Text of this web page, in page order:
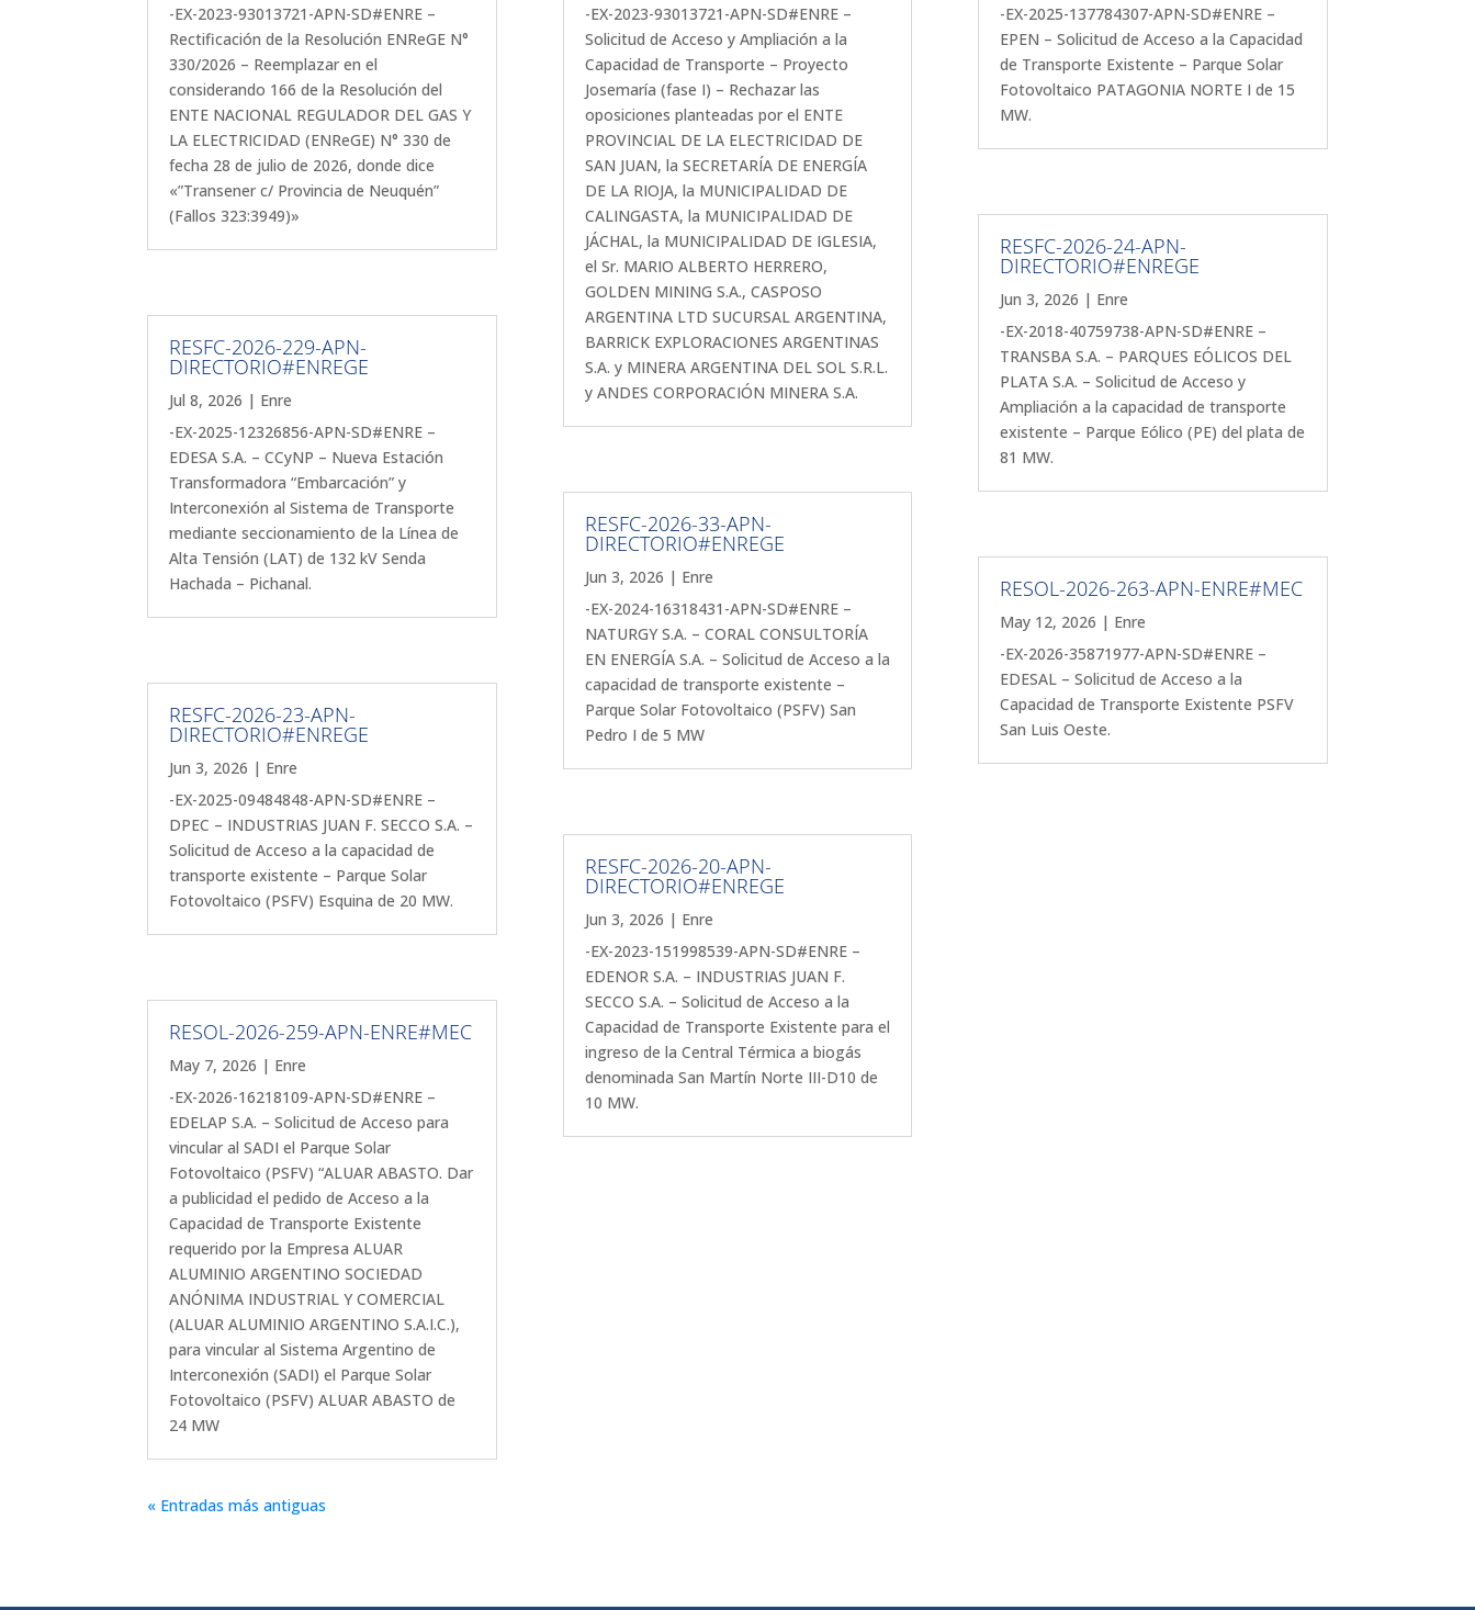
-EX-2023-93013721-APN-SD#ENRE –
Rectificación de la Resolución ENReGE N°
330/2026 – Reemplazar en el
considerando 166 de la Resolución del
ENTE NACIONAL REGULADOR DEL GAS Y
LA ELECTRICIDAD (ENReGE) N° 330 de
fecha 28 de julio de 2026, donde dice
«”Transener c/ Provincia de Neuquén”
(Fallos 323:3949)»
RESFC-2026-229-APN-
DIRECTORIO#ENREGE
Jul 8, 2026 | Enre
-EX-2025-12326856-APN-SD#ENRE –
EDESA S.A. – CCyNP – Nueva Estación
Transformadora “Embarcación” y
Interconexión al Sistema de Transporte
mediante seccionamiento de la Línea de
Alta Tensión (LAT) de 132 kV Senda
Hachada – Pichanal.
RESFC-2026-23-APN-
DIRECTORIO#ENREGE
Jun 3, 2026 | Enre
-EX-2025-09484848-APN-SD#ENRE –
DPEC – INDUSTRIAS JUAN F. SECCO S.A. –
Solicitud de Acceso a la capacidad de
transporte existente – Parque Solar
Fotovoltaico (PSFV) Esquina de 20 MW.
RESOL-2026-259-APN-ENRE#MEC
May 7, 2026 | Enre
-EX-2026-16218109-APN-SD#ENRE –
EDELAP S.A. – Solicitud de Acceso para
vincular al SADI el Parque Solar
Fotovoltaico (PSFV) “ALUAR ABASTO. Dar
a publicidad el pedido de Acceso a la
Capacidad de Transporte Existente
requerido por la Empresa ALUAR
ALUMINIO ARGENTINO SOCIEDAD
ANÓNIMA INDUSTRIAL Y COMERCIAL
(ALUAR ALUMINIO ARGENTINO S.A.I.C.),
para vincular al Sistema Argentino de
Interconexión (SADI) el Parque Solar
Fotovoltaico (PSFV) ALUAR ABASTO de
24 MW
-EX-2023-93013721-APN-SD#ENRE –
Solicitud de Acceso y Ampliación a la
Capacidad de Transporte – Proyecto
Josemaría (fase I) – Rechazar las
oposiciones planteadas por el ENTE
PROVINCIAL DE LA ELECTRICIDAD DE
SAN JUAN, la SECRETARÍA DE ENERGÍA
DE LA RIOJA, la MUNICIPALIDAD DE
CALINGASTA, la MUNICIPALIDAD DE
JÁCHAL, la MUNICIPALIDAD DE IGLESIA,
el Sr. MARIO ALBERTO HERRERO,
GOLDEN MINING S.A., CASPOSO
ARGENTINA LTD SUCURSAL ARGENTINA,
BARRICK EXPLORACIONES ARGENTINAS
S.A. y MINERA ARGENTINA DEL SOL S.R.L.
y ANDES CORPORACIÓN MINERA S.A.
RESFC-2026-33-APN-
DIRECTORIO#ENREGE
Jun 3, 2026 | Enre
-EX-2024-16318431-APN-SD#ENRE –
NATURGY S.A. – CORAL CONSULTORÍA
EN ENERGÍA S.A. – Solicitud de Acceso a la
capacidad de transporte existente –
Parque Solar Fotovoltaico (PSFV) San
Pedro I de 5 MW
RESFC-2026-20-APN-
DIRECTORIO#ENREGE
Jun 3, 2026 | Enre
-EX-2023-151998539-APN-SD#ENRE –
EDENOR S.A. – INDUSTRIAS JUAN F.
SECCO S.A. – Solicitud de Acceso a la
Capacidad de Transporte Existente para el
ingreso de la Central Térmica a biogás
denominada San Martín Norte III-D10 de
10 MW.
-EX-2025-137784307-APN-SD#ENRE –
EPEN – Solicitud de Acceso a la Capacidad
de Transporte Existente – Parque Solar
Fotovoltaico PATAGONIA NORTE I de 15
MW.
RESFC-2026-24-APN-
DIRECTORIO#ENREGE
Jun 3, 2026 | Enre
-EX-2018-40759738-APN-SD#ENRE –
TRANSBA S.A. – PARQUES EÓLICOS DEL
PLATA S.A. – Solicitud de Acceso y
Ampliación a la capacidad de transporte
existente – Parque Eólico (PE) del plata de
81 MW.
RESOL-2026-263-APN-ENRE#MEC
May 12, 2026 | Enre
-EX-2026-35871977-APN-SD#ENRE –
EDESAL – Solicitud de Acceso a la
Capacidad de Transporte Existente PSFV
San Luis Oeste.
« Entradas más antiguas